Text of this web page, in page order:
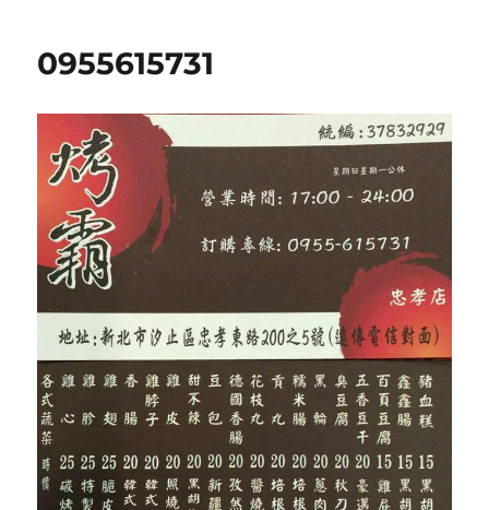
0955615731